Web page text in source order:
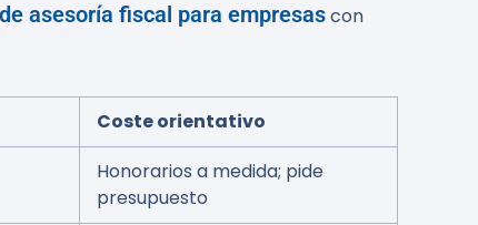
asesoría fiscal para empresascon
Coste orientativo
Honorarios a medida; pide
presupuesto